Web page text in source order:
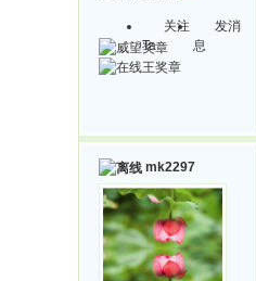
关注
Ta
发消
息
mk2297